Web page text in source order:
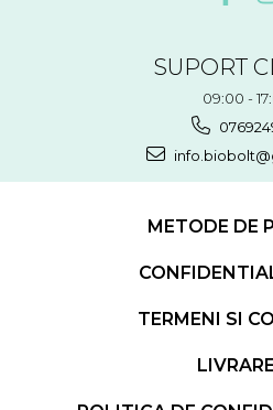
SUPORT
09:00 -
METODE DE
TERMENI SI
LIVRARE